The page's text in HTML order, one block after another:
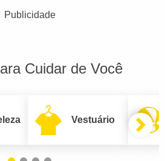
Publicidade
Cuidar de Você
Vestuário